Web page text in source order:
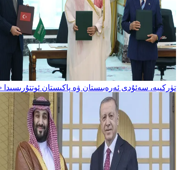
تۈركىيە، سەئۇدى ئەرەبىستان ۋە پاكىستان